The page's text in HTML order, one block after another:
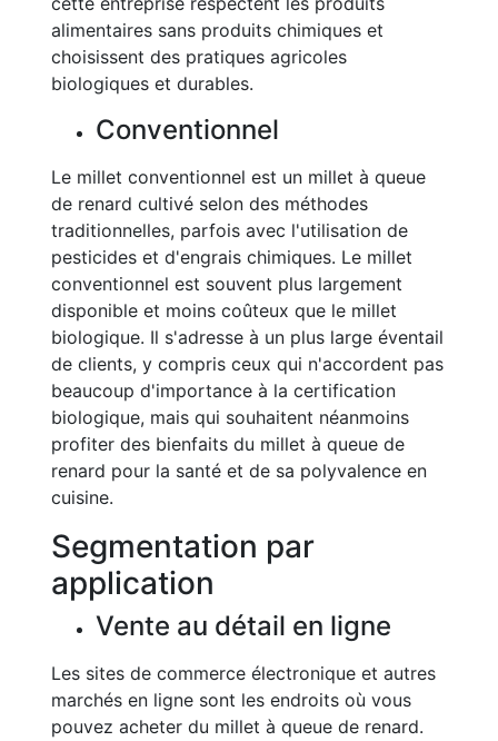
alimentaires sans produits chimiques et
choisissent des pratiques agricoles
biologiques et durables.
Conventionnel
Le millet conventionnel est un millet à queue
de renard cultivé selon des méthodes
traditionnelles, parfois avec l'utilisation de
pesticides et d'engrais chimiques. Le millet
conventionnel est souvent plus largement
disponible et moins coûteux que le millet
biologique. Il s'adresse à un plus large éventail
de clients, y compris ceux qui n'accordent pas
beaucoup d'importance à la certification
biologique, mais qui souhaitent néanmoins
profiter des bienfaits du millet à queue de
renard pour la santé et de sa polyvalence en
cuisine.
Segmentation par
application
Vente au détail en ligne
Les sites de commerce électronique et autres
marchés en ligne sont les endroits où vous
pouvez acheter du millet à queue de renard.